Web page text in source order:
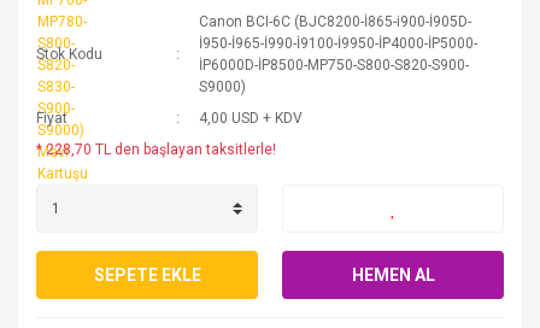
Stok Kodu
Canon BCI-6C (BJC8200-İ865-i900-İ905D-
İ950-İ965-İ990-İ9100-İ9950-İP4000-İP5000-
İP6000D-İP8500-MP750-S800-S820-S900-
S9000)
Fiyat
4,00 USD + KDV
* 228,70 TL den başlayan taksitlerle!
SEPETE EKLE HEMEN AL